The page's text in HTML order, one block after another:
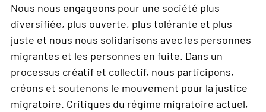
Nous nous engageons pour une société plus
diversifiée, plus ouverte, plus tolérante et plus
juste et nous nous solidarisons avec les personnes
migrantes et les personnes en fuite. Dans un
processus créatif et collectif, nous participons,
créons et soutenons le mouvement pour la justice
migratoire. Critiques du régime migratoire actuel,